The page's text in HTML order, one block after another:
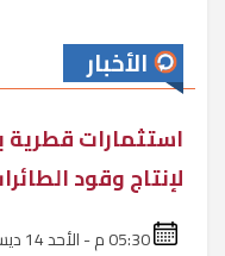
الأخبار
لإنتاج وقود